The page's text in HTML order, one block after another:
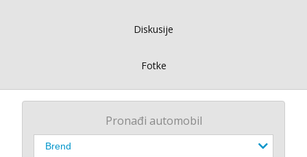
Diskusije
Fotke
Pronađi automobil